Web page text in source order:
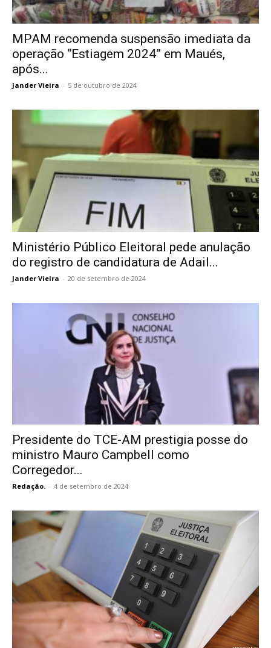
MPAM recomenda suspensão imediata da
operação “Estiagem 2024” em Maués,
após...
Jander Vieira - 5 de outubro de 2024
Ministério Público Eleitoral pede anulação
do registro de candidatura de Adail...
Jander Vieira - 20 de setembro de 2024
Presidente do TCE-AM prestigia posse do
ministro Mauro Campbell como
Corregedor...
Redação. - 4 de setembro de 2024